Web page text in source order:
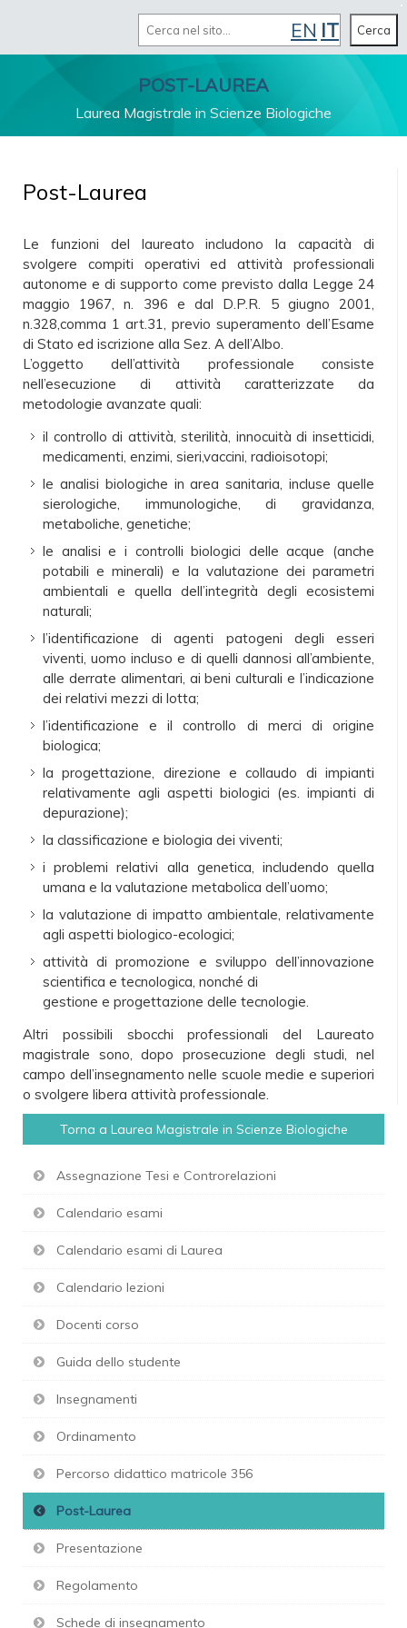
Cerca
POST-LAUREA
Laurea Magistrale in Scienze Biologiche
Post-Laurea
Le funzioni del laureato includono la capacità di
svolgere compiti operativi ed attività professionali
autonome e di supporto come previsto dalla Legge 24
maggio 1967, n. 396 e dal D.P.R. 5 giugno 2001,
n.328,comma 1 art.31, previo superamento dell’Esame
di Stato ed iscrizione alla Sez. A dell’Albo.
L’oggetto dell’attività professionale consiste
nell’esecuzione di attività caratterizzate da
metodologie avanzate quali:
il controllo di attività, sterilità, innocuità di insetticidi,
medicamenti, enzimi, sieri,vaccini, radioisotopi;
le analisi biologiche in area sanitaria, incluse quelle
sierologiche, immunologiche, di gravidanza,
metaboliche, genetiche;
le analisi e i controlli biologici delle acque (anche
potabili e minerali) e la valutazione dei parametri
ambientali e quella dell’integrità degli ecosistemi
naturali;
l’identificazione di agenti patogeni degli esseri
viventi, uomo incluso e di quelli dannosi all’ambiente,
alle derrate alimentari, ai beni culturali e l’indicazione
dei relativi mezzi di lotta;
l’identificazione e il controllo di merci di origine
biologica;
la progettazione, direzione e collaudo di impianti
relativamente agli aspetti biologici (es. impianti di
depurazione);
la classificazione e biologia dei viventi;
i problemi relativi alla genetica, includendo quella
umana e la valutazione metabolica dell’uomo;
la valutazione di impatto ambientale, relativamente
agli aspetti biologico-ecologici;
attività di promozione e sviluppo dell’innovazione
scientifica e tecnologica, nonché di
gestione e progettazione delle tecnologie.
Altri possibili sbocchi professionali del Laureato
magistrale sono, dopo prosecuzione degli studi, nel
campo dell’insegnamento nelle scuole medie e superiori
o svolgere libera attività professionale.
Torna a Laurea Magistrale in Scienze Biologiche
Assegnazione Tesi e Controrelazioni
Calendario esami
Calendario esami di Laurea
Calendario lezioni
Docenti corso
Guida dello studente
Insegnamenti
Ordinamento
Percorso didattico matricole 356
Post-Laurea
Presentazione
Regolamento
Schede di insegnamento
EN IT